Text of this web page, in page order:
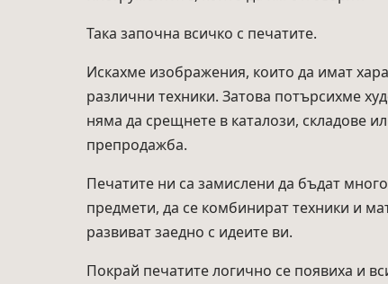
Така започна всичко с печатите.
Искахме изображения, които да имат
различни техники. Затова потърсихме
няма да срещнете в каталози, складове
препродажба.
Печатите ни са замислени да бъдат
предмети, да се комбинират техники и
развиват заедно с идеите ви.
Покрай печатите логично се появиха и